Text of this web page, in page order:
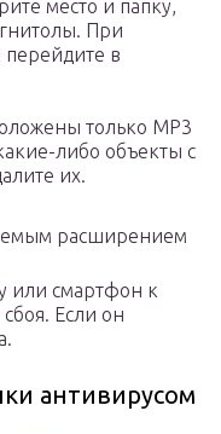
место и папку,
При
в
только MP3
либо объекты с
их.
расширением
или смартфон к
Если он
антивирусом